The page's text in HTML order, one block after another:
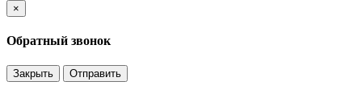
×
Обратный звонок
Закрыть Отправить